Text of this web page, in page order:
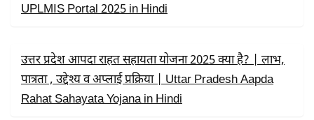
UPLMIS Portal 2025 in Hindi
उत्तर प्रदेश आपदा राहत सहायता योजना 2025 क्या है? | लाभ,
पात्रता , उद्देश्य व अप्लाई प्रक्रिया | Uttar Pradesh Aapda
Rahat Sahayata Yojana in Hindi